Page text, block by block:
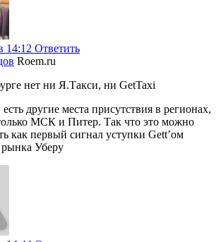
14:12 Ответить
Roem.ru
нет ни Я.Такси, ни GetTaxi
другие места присутствия в регионах,
МСК и Питер. Так что это можно
как первый сигнал уступки Gett’ом
рынка Уберу